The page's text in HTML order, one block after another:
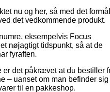
nu og her, så med det
det vedkommende produkt.
eksempelvis Focus
nøjagtigt tidspunkt, så at de
fyraften.
det påkrævet at du bestiller
– uanset om man befinder
til en pakkeshop.